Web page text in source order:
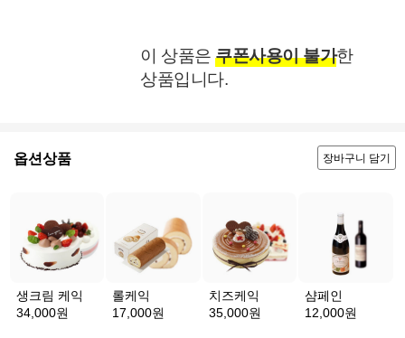
이 상품은 쿠폰사용이 불가한
상품입니다.
옵션상품 장바구니 담기
생크림 케익
34,000원
롤케익
17,000원
치즈케익
35,000원
샴페인
12,000원